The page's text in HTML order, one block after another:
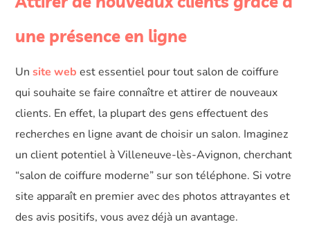
une présence en ligne
Unsite web est essentiel pour tout salon de coiffure
qui souhaite se faire connaître et attirer de nouveaux
clients. En effet, la plupart des gens effectuent des
recherches en ligne avant de choisir un salon. Imaginez
un client potentiel à Villeneuve-lès-Avignon, cherchant
“salon de coiffure moderne” sur son téléphone. Si votre
site apparaît en premier avec des photos attrayantes et
des avis positifs, vous avez déjà un avantage.